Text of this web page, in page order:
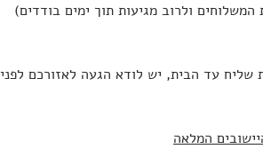
ולרוב מגיעות תוך ימים בודדים)
שליח עד הבית, יש לודא הגעה לאזורכם לפני
המלאה